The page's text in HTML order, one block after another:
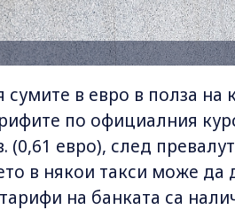
сумите в евро в полза на
по официалния
(0,61 евро), след
в някои такси може да
на банката са